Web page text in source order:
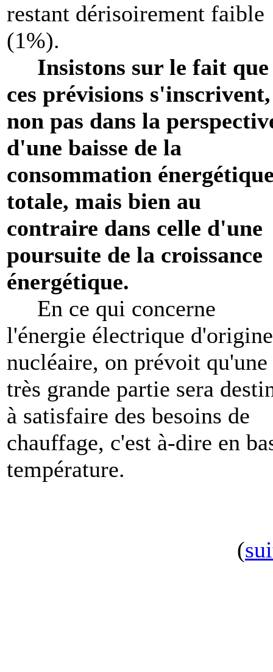
restant dérisoirement faible
(1%).
Insistons sur le fait que
ces prévisions s'inscrivent,
non pas dans la
d'une baisse de la
consommation
totale, mais bien au
contraire dans celle d'une
poursuite de la croissance
énergétique.
En ce qui concerne
l'énergie électrique d'origine
nucléaire, on prévoit qu'une
très grande partie sera
à satisfaire des besoins de
chauffage, c'est à-dire en
température.
(